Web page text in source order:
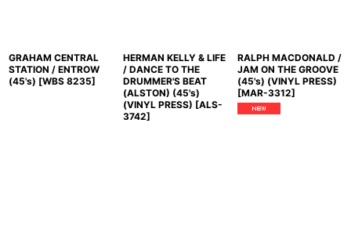
GRAHAM CENTRAL
STATION / ENTROW
(45's) [WBS 8235]
HERMAN KELLY & LIFE
/ DANCE TO THE
DRUMMER'S BEAT
(ALSTON) (45's)
(VINYL PRESS) [ALS-
3742]
RALPH MACDONALD /
JAM ON THE GROOVE
(45's) (VINYL PRESS)
[MAR-3312]